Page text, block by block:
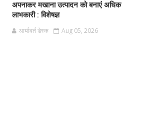
अपनाकर मखाना उत्पादन को बनाएं अधिक
लाभकारी : विशेषज्ञ
आर्यावर्त डेस्क Aug 05, 2026